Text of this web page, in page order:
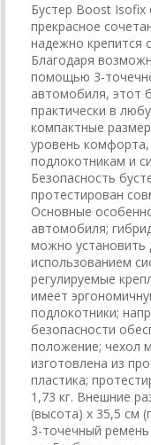
Бустер Boost Isofix
прекрасное
надежно крепится
Благодаря
помощью 3-
автомобиля, этот
практически в
компактные
уровень
подлокотникам и
Безопасность
протестирован
Основные
автомобиля;
можно установить
использованием
регулируемые
имеет
подлокотники;
безопасности
положение; чехол
изготовлена из
пластика;
1,73 кг. Внешние
(высота) х 35,5 см
3-точечный